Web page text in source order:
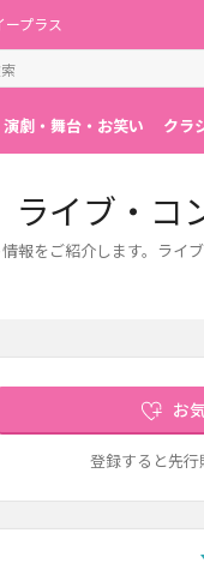
プラス
演劇・舞台・お笑い クラ
イブ・コ
報をご紹介します。ラ
お
登録すると先